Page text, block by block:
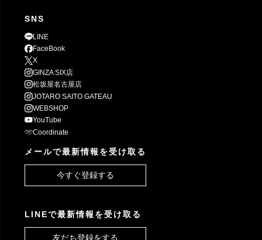
SNS
LINE
FaceBook
X
GINZA SIX店
松坂屋名古屋店
JOTARO SAITO GATEAU
WEBSHOP
YouTube
Coordinate
メールで最新情報を受け取る
今すぐ登録する
LINEで最新情報を受け取る
友だち登録をする